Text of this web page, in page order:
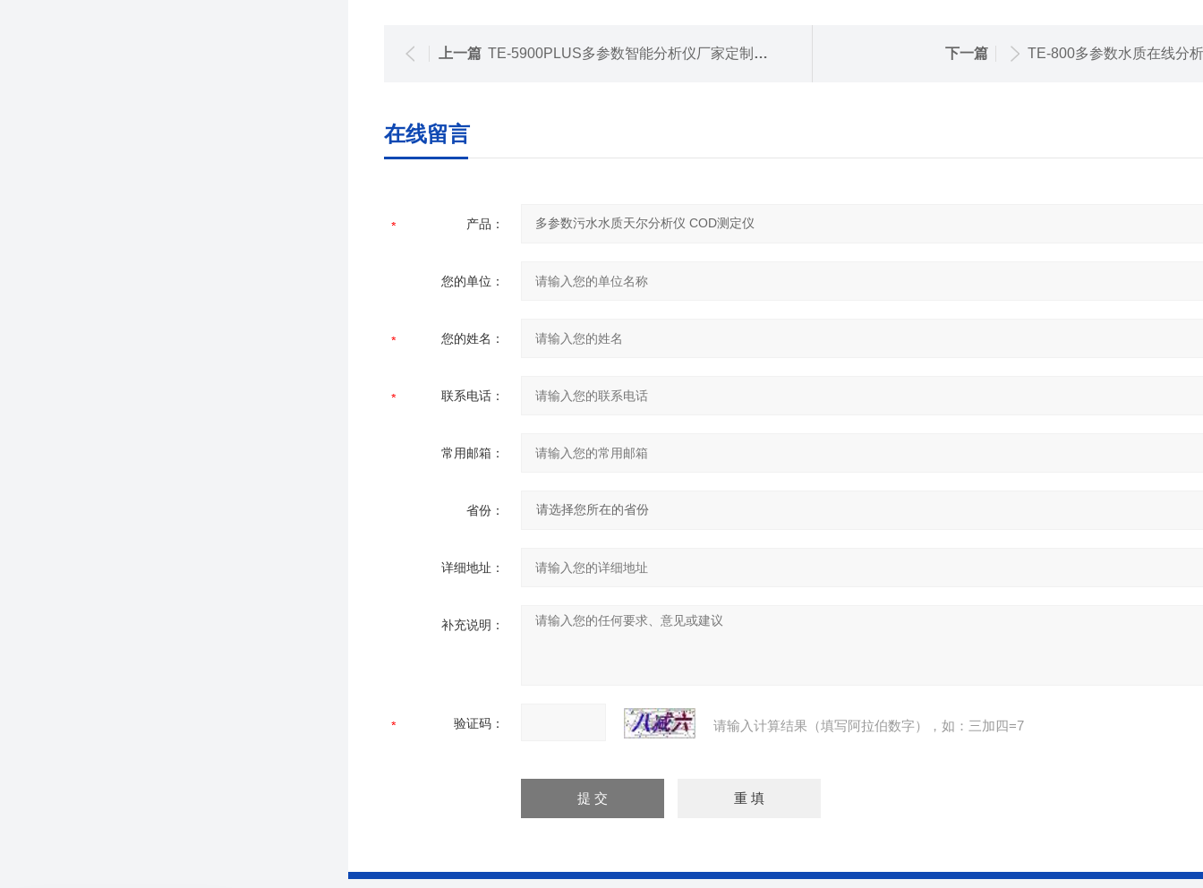
上一篇 TE-5900PLUS多参数智能分析仪厂家定制 多参数水质检测仪 下一篇 TE-800多参数水质在线分
在线留言
产品：
您的单位：
您的姓名：
联系电话：
常用邮箱：
省份：
详细地址：
补充说明：
验证码： 请输入计算结果（填写阿拉伯数字），如：三加四=7